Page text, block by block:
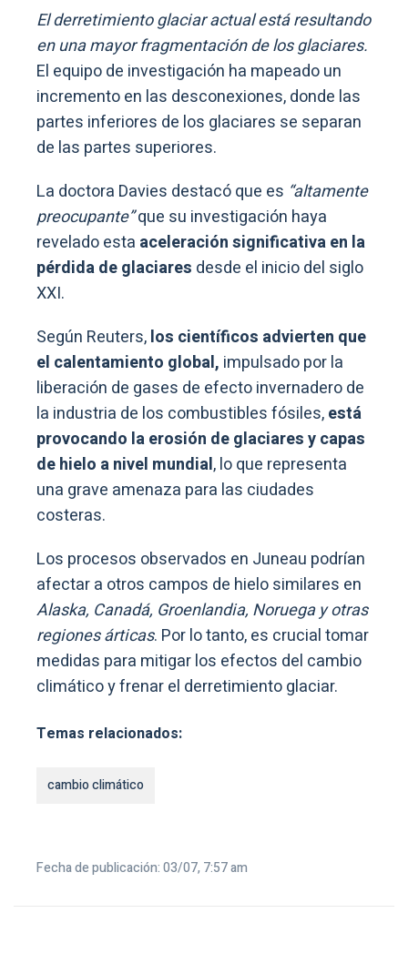
El derretimiento glaciar actual está resultando
en una mayor fragmentación de los glaciares.
El equipo de investigación ha mapeado un
incremento en las desconexiones, donde las
partes inferiores de los glaciares se separan
de las partes superiores.
La doctora Davies destacó que es “altamente
preocupante”que su investigación haya
revelado esta aceleración significativa en la
pérdida de glaciares desde el inicio del siglo
XXI.
Según Reuters,los científicos advierten que
el calentamiento global, impulsado por la
liberación de gases de efecto invernadero de
la industria de los combustibles fósiles,está
provocando la erosión de glaciares y capas
de hielo a nivel mundial, lo que representa
una grave amenaza para las ciudades
costeras.
Los procesos observados en Juneau podrían
afectar a otros campos de hielo similares en
Alaska, Canadá, Groenlandia, Noruega y otras
regiones árticas. Por lo tanto, es crucial tomar
medidas para mitigar los efectos del cambio
climático y frenar el derretimiento glaciar.
Temas relacionados:
cambio climático
Fecha de publicación: 03/07, 7:57 am